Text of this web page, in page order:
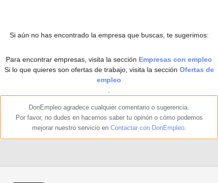
Si aún no has encontrado la empresa que buscas, te sugerimos:
Para encontrar empresas, visita la sección Empresas con empleo
Si lo que quieres son ofertas de trabajo, visita la sección Ofertas de
empleo
DonEmpleo agradece cualquier comentario o sugerencia.
Por favor, no dudes en hacernos saber tu opinón o cómo podemos
mejorar nuestro servicio en Contactar con DonEmpleo.